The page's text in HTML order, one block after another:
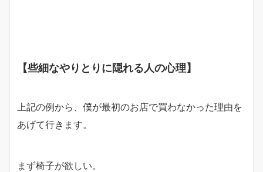
【些細なやりとりに隠れる人の心理】
上記の例から、僕が最初のお店で買わなかった理由を
あげて行きます。
まず椅子が欲しい。